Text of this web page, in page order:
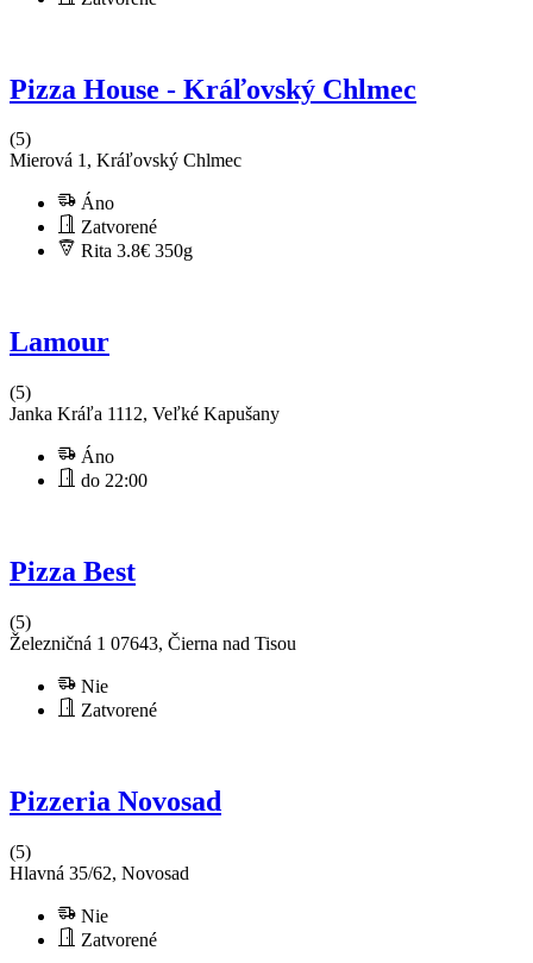
Pizza House - Kráľovský Chlmec
(5)
Mierová 1, Kráľovský Chlmec
Áno
Zatvorené
Rita 3.8€ 350g
Lamour
(5)
Janka Kráľa 1112, Veľké Kapušany
Áno
do 22:00
Pizza Best
(5)
Železničná 1 07643, Čierna nad Tisou
Nie
Zatvorené
Pizzeria Novosad
(5)
Hlavná 35/62, Novosad
Nie
Zatvorené